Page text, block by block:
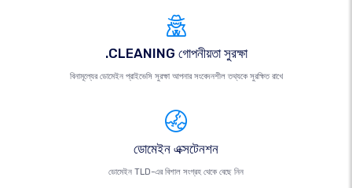
.CLEANING গোপনীয়তা সুরক্ষা
বিনামূল্যের ডোমেইন প্রাইভেসি সুরক্ষা আপনার সংবেদনশীল তথ্যকে সুরক্ষিত রাখে
ডোমেইন এক্সটেনশন
ডোমেইন TLD-এর বিশাল সংগ্রহ থেকে বেছে নিন